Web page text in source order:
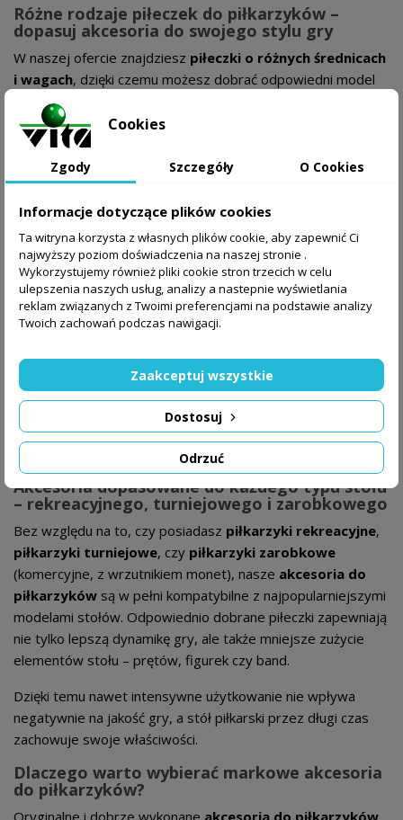
Różne rodzaje piłeczek do piłkarzyków –
dopasuj akcesoria do swojego stylu gry
W naszej ofercie znajdziesz piłeczki o różnych średnicach
i wagach, dzięki czemu możesz dobrać odpowiedni model
do swoich potrzeb.
Piłeczki plastikowe 34 mm
do szybkiej gry rekreacyjnej. Doskonale sprawdzają
się w domowych stołach do piłkarzyków i podczas
Piłeczki plastikowe 36 mm czarno-białe
większe, bardziej widoczne podczas gry, świetne do
stołów o większym polu gry.
Piłeczki korkowe 35 mm, 16 g– profesjonalne
akcesoria do piłkarzyków turniejowych. Dzięki swojej
strukturze zapewniają doskonałą przyczepność,
Dzięki szerokiemu wyborowi średnic, kolorów i materiałów,
każdy gracz – od amatora po zawodowca – znajdzie u nas
odpowiedniepiłeczki do piłkarzykówpasujące do
swojego stołu i stylu rozgrywki.
Akcesoria dopasowane do każdego typu stołu
– rekreacyjnego, turniejowego i zarobkowego
Bez względu na to, czy posiadasz piłkarzyki rekreacyjne,
piłkarzyki turniejowe, czy piłkarzyki zarobkowe
(komercyjne, z wrzutnikiem monet), nasze akcesoria do
piłkarzyków są w pełni kompatybilne z najpopularniejszymi
modelami stołów. Odpowiednio dobrane piłeczki zapewniają
nie tylko lepszą dynamikę gry, ale także mniejsze zużycie
elementów stołu – prętów, figurek czy band.
Dzięki temu nawet intensywne użytkowanie nie wpływa
negatywnie na jakość gry, a stół piłkarski przez długi czas
zachowuje swoje właściwości.
Dlaczego warto wybierać markowe akcesoria
do piłkarzyków?
Cookies
Zgody Szczegóły O Cookies
Informacje dotyczące plików cookies
Ta witryna korzysta z własnych plików cookie, aby zapewnić Ci
najwyższy poziom doświadczenia na naszej stronie .
Wykorzystujemy również pliki cookie stron trzecich w celu
ulepszenia naszych usług, analizy a nastepnie wyświetlania
reklam związanych z Twoimi preferencjami na podstawie analizy
Twoich zachowań podczas nawigacji.
Odrzuć
Dostosuj
Zaakceptuj wszystkie